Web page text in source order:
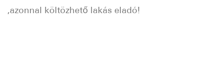
,azonnal költözhető lakás eladó!